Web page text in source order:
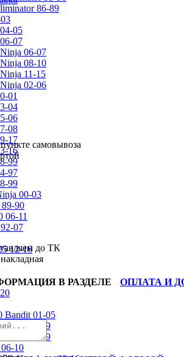
86-89
05
07
06-07
08-10
11-15
02-06
01
04
06
08
17
16
99
97
99
00-03
90
06-11
07
12-16
Bandit 01-05
95-99
Bandit 96-99
10
самовывоза
до ТК
В РАЗДЕЛЕ
ОПЛАТА И